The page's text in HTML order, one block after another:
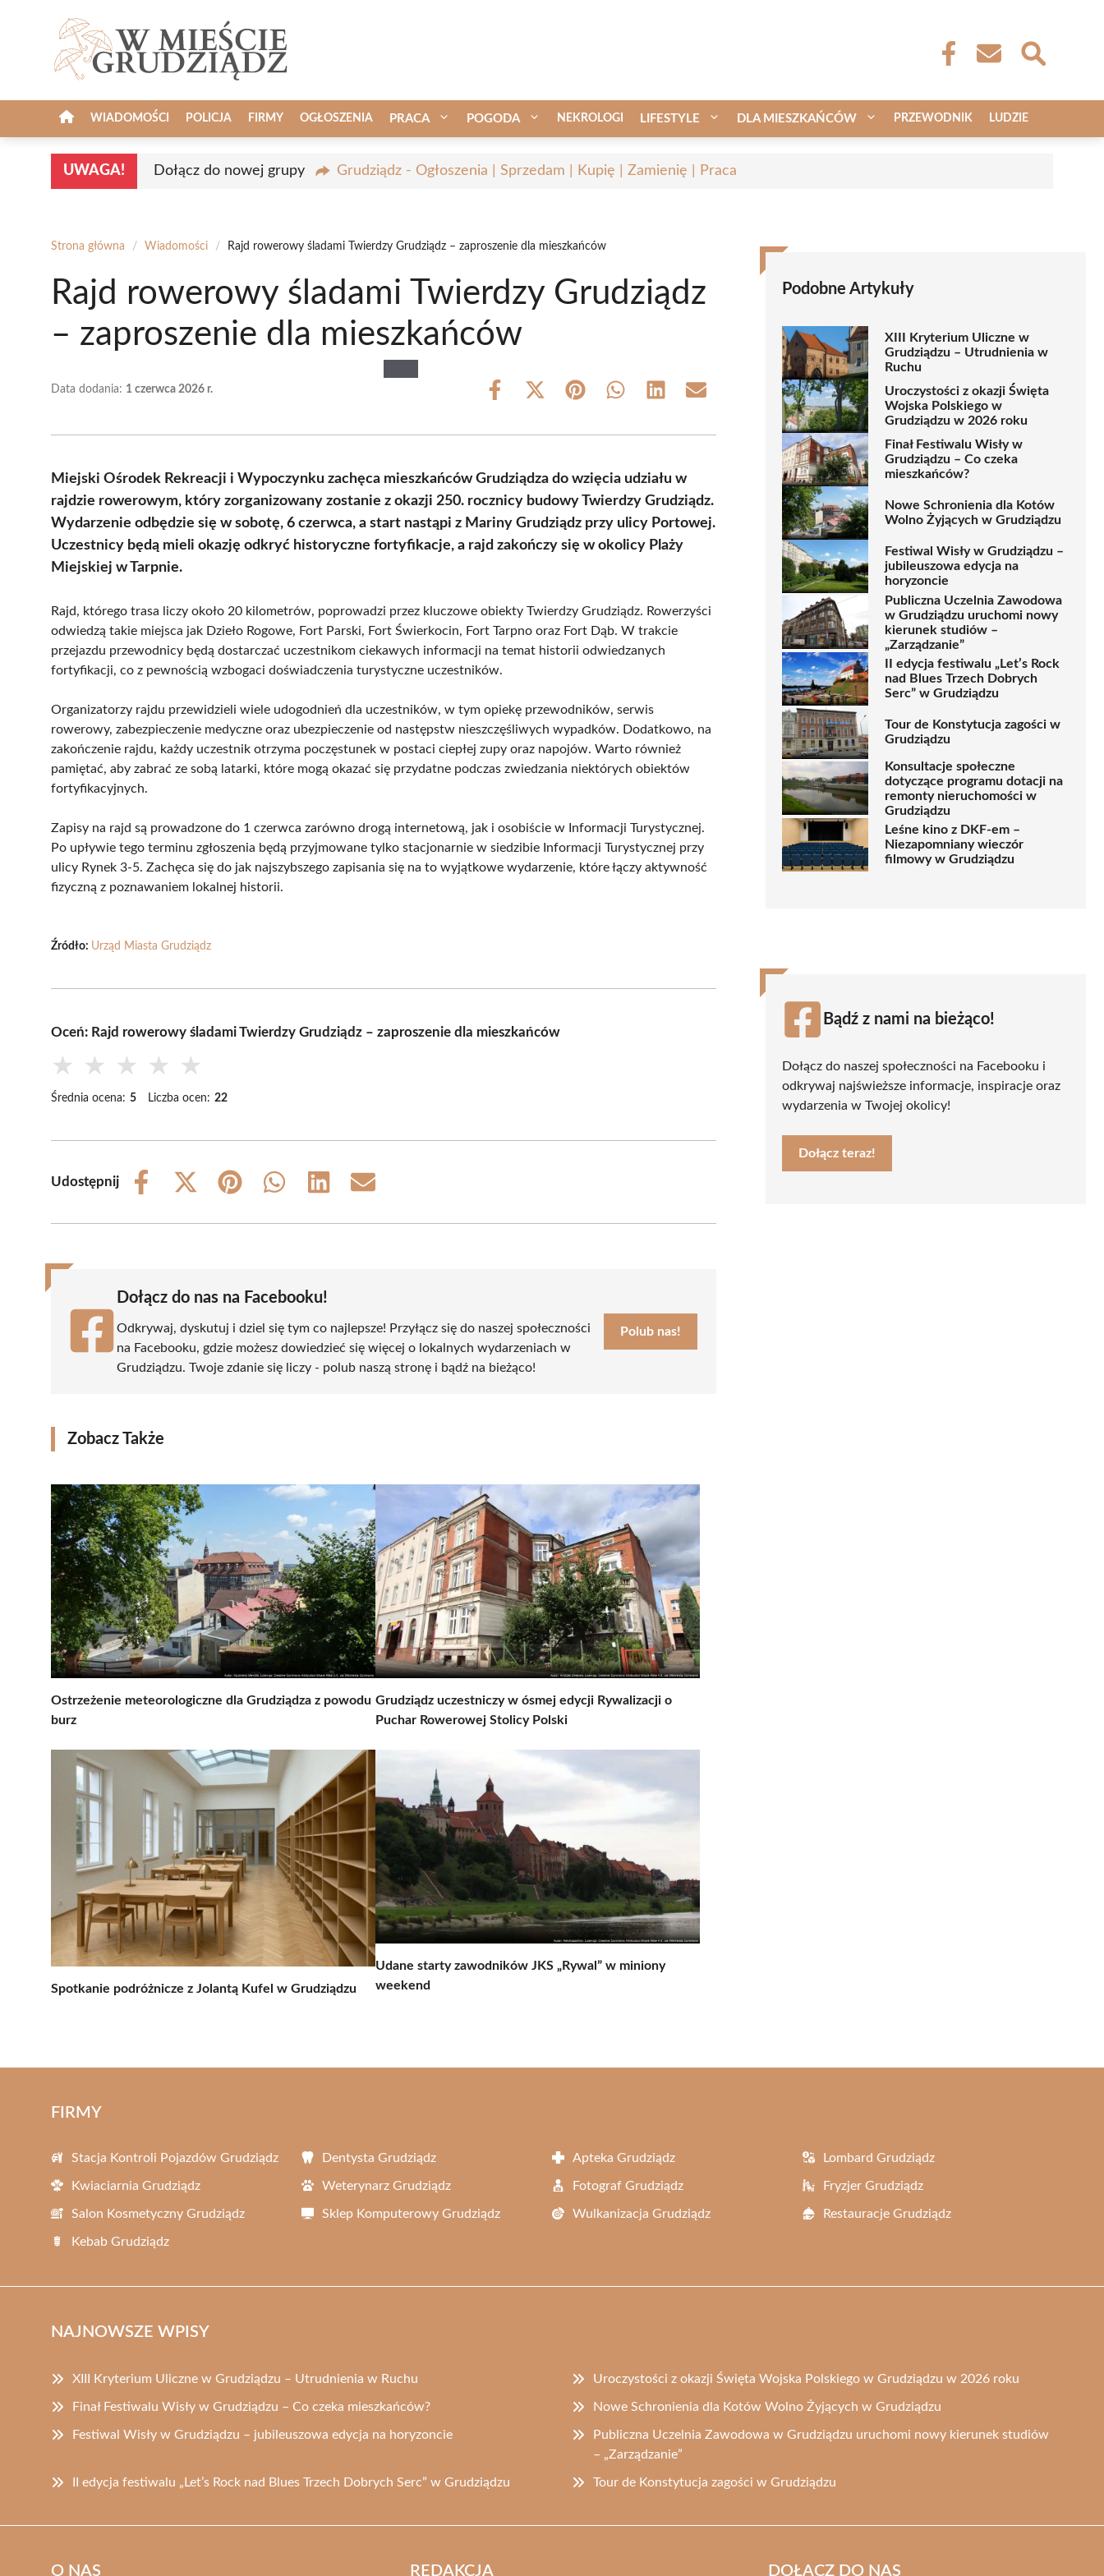
WIADOMOŚCI POLICJA FIRMY OGŁOSZENIA PRACA POGODA NEKROLOGI LIFESTYLE DLA MIESZKAŃCÓW PRZEWODNIK LUDZIE
UWAGA! Dołącz do nowej grupy Grudziądz - Ogłoszenia | Sprzedam | Kupię | Zamienię | Praca
Strona główna / Wiadomości / Rajd rowerowy śladami Twierdzy Grudziądz – zaproszenie dla mieszkańców
Rajd rowerowy śladami Twierdzy Grudziądz
– zaproszenie dla mieszkańców
Data dodania: 1 czerwca 2026 r.
Share
Share
(Twitter)
Share Share Share Share
Miejski Ośrodek Rekreacji i Wypoczynku zachęca mieszkańców Grudziądza do wzięcia udziału w
rajdzie rowerowym, który zorganizowany zostanie z okazji 250. rocznicy budowy Twierdzy Grudziądz.
Wydarzenie odbędzie się w sobotę, 6 czerwca, a start nastąpi z Mariny Grudziądz przy ulicy Portowej.
Uczestnicy będą mieli okazję odkryć historyczne fortyfikacje, a rajd zakończy się w okolicy Plaży
Miejskiej w Tarpnie.
Rajd, którego trasa liczy około 20 kilometrów, poprowadzi przez kluczowe obiekty Twierdzy Grudziądz. Rowerzyści
odwiedzą takie miejsca jak Dzieło Rogowe, Fort Parski, Fort Świerkocin, Fort Tarpno oraz Fort Dąb. W trakcie
przejazdu przewodnicy będą dostarczać uczestnikom ciekawych informacji na temat historii odwiedzanych
fortyfikacji, co z pewnością wzbogaci doświadczenia turystyczne uczestników.
Organizatorzy rajdu przewidzieli wiele udogodnień dla uczestników, w tym opiekę przewodników, serwis
rowerowy, zabezpieczenie medyczne oraz ubezpieczenie od następstw nieszczęśliwych wypadków. Dodatkowo, na
zakończenie rajdu, każdy uczestnik otrzyma poczęstunek w postaci ciepłej zupy oraz napojów. Warto również
pamiętać, aby zabrać ze sobą latarki, które mogą okazać się przydatne podczas zwiedzania niektórych obiektów
fortyfikacyjnych.
Zapisy na rajd są prowadzone do 1 czerwca zarówno drogą internetową, jak i osobiście w Informacji Turystycznej.
Po upływie tego terminu zgłoszenia będą przyjmowane tylko stacjonarnie w siedzibie Informacji Turystycznej przy
ulicy Rynek 3-5. Zachęca się do jak najszybszego zapisania się na to wyjątkowe wydarzenie, które łączy aktywność
fizyczną z poznawaniem lokalnej historii.
Źródło: Urząd Miasta Grudziądz
Oceń: Rajd rowerowy śladami Twierdzy Grudziądz – zaproszenie dla mieszkańców
★ ★ ★ ★ ★
Średnia ocena: 5 Liczba ocen: 22
Udostępnij
Share
Share
(Twitter)
Share
Share
Share
Share
Dołącz do nas na Facebooku!
Odkrywaj, dyskutuj i dziel się tym co najlepsze! Przyłącz się do naszej społeczności
na Facebooku, gdzie możesz dowiedzieć się więcej o lokalnych wydarzeniach w
Grudziądzu. Twoje zdanie się liczy - polub naszą stronę i bądź na bieżąco!
Polub nas!
Zobacz Także
Ostrzeżenie meteorologiczne dla Grudziądza z powodu
burz
Grudziądz uczestniczy w ósmej edycji Rywalizacji o
Puchar Rowerowej Stolicy Polski
Spotkanie podróżnicze z Jolantą Kufel w Grudziądzu
Udane starty zawodników JKS „Rywal” w miniony
weekend
Podobne Artykuły
XIII Kryterium Uliczne w
Grudziądzu – Utrudnienia w
Ruchu
Uroczystości z okazji Święta
Wojska Polskiego w
Grudziądzu w 2026 roku
Finał Festiwalu Wisły w
Grudziądzu – Co czeka
mieszkańców?
Nowe Schronienia dla Kotów
Wolno Żyjących w Grudziądzu
Festiwal Wisły w Grudziądzu –
jubileuszowa edycja na
horyzoncie
Publiczna Uczelnia Zawodowa
w Grudziądzu uruchomi nowy
kierunek studiów –
„Zarządzanie”
II edycja festiwalu „Let’s Rock
nad Blues Trzech Dobrych
Serc” w Grudziądzu
Tour de Konstytucja zagości w
Grudziądzu
Konsultacje społeczne
dotyczące programu dotacji na
remonty nieruchomości w
Grudziądzu
Leśne kino z DKF-em –
Niezapomniany wieczór
filmowy w Grudziądzu
Bądź z nami na bieżąco!
Dołącz do naszej społeczności na Facebooku i
odkrywaj najświeższe informacje, inspiracje oraz
wydarzenia w Twojej okolicy!
Dołącz teraz!
FIRMY
Stacja Kontroli Pojazdów Grudziądz Dentysta Grudziądz Apteka Grudziądz Lombard Grudziądz
Kwiaciarnia Grudziądz Weterynarz Grudziądz Fotograf Grudziądz Fryzjer Grudziądz
Salon Kosmetyczny Grudziądz Sklep Komputerowy Grudziądz Wulkanizacja Grudziądz Restauracje Grudziądz
Kebab Grudziądz
NAJNOWSZE WPISY
XIII Kryterium Uliczne w Grudziądzu – Utrudnienia w Ruchu Uroczystości z okazji Święta Wojska Polskiego w Grudziądzu w 2026 roku
Finał Festiwalu Wisły w Grudziądzu – Co czeka mieszkańców? Nowe Schronienia dla Kotów Wolno Żyjących w Grudziądzu
Festiwal Wisły w Grudziądzu – jubileuszowa edycja na horyzoncie
Publiczna Uczelnia Zawodowa w Grudziądzu uruchomi nowy kierunek studiów
– „Zarządzanie”
II edycja festiwalu „Let’s Rock nad Blues Trzech Dobrych Serc” w Grudziądzu Tour de Konstytucja zagości w Grudziądzu
O NAS REDAKCJA DOŁĄCZ DO NAS